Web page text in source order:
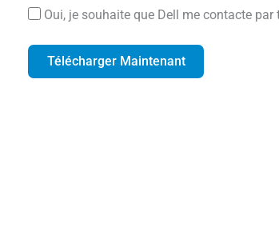
Oui, je souhaite que Dell me contacte par
Télécharger Maintenant